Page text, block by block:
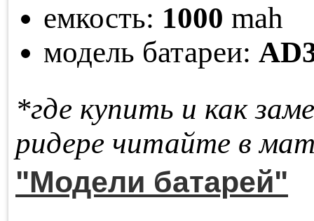
емкость: 1000 mah
модель батареи:
*где купить и как
ри­де­ре чи­тай­те в
"Модели батарей"